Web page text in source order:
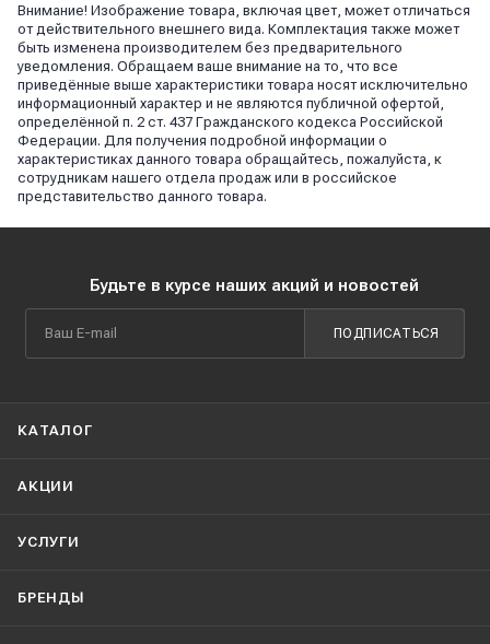
Внимание! Изображение товара, включая цвет, может отличаться
от действительного внешнего вида. Комплектация также может
быть изменена производителем без предварительного
уведомления. Обращаем ваше внимание на то, что все
приведённые выше характеристики товара носят исключительно
информационный характер и не являются публичной офертой,
определённой п. 2 ст. 437 Гражданского кодекса Российской
Федерации. Для получения подробной информации о
характеристиках данного товара обращайтесь, пожалуйста, к
сотрудникам нашего отдела продаж или в российское
представительство данного товара.
Будьте в курсе наших акций и новостей
ПОДПИСАТЬСЯ
КАТАЛОГ
АКЦИИ
УСЛУГИ
БРЕНДЫ